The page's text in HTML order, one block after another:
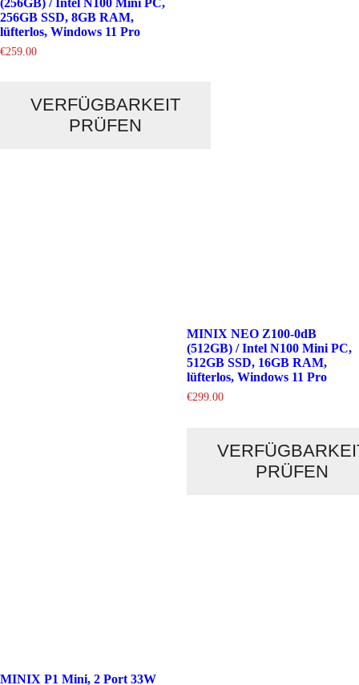
(256GB) / Intel N100 Mini PC,
256GB SSD, 8GB RAM,
lüfterlos, Windows 11 Pro
€259.00
VERFÜGBARKEIT
PRÜFEN
MINIX NEO Z100-0dB
(512GB) / Intel N100 Mini PC,
512GB SSD, 16GB RAM,
lüfterlos, Windows 11 Pro
€299.00
PRÜFEN
MINIX P1 Mini, 2 Port 33W